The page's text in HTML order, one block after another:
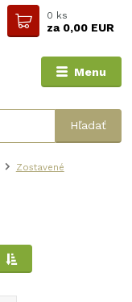
Menu
Hľadať
0 ks
za0,00 EUR
Zostavené